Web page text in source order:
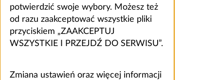
potwierdzić swoje wybory. Możesz też
od razu zaakceptować wszystkie pliki
przyciskiem „ZAAKCEPTUJ
WSZYSTKIE I PRZEJDŹ DO SERWISU”.
Zmiana ustawień oraz więcej informacji